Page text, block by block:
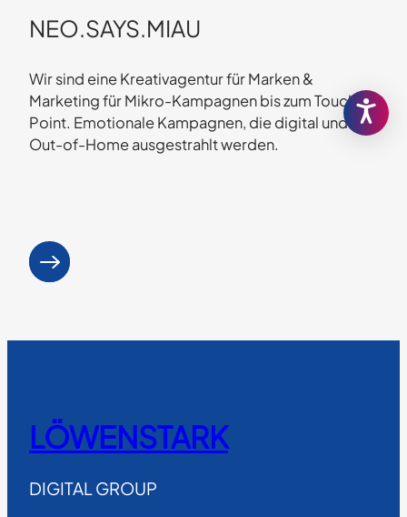
NEO.SAYS.MIAU
Wir sind eine Kreativagentur für Marken &
Marketing für Mikro-Kampagnen bis zum Touch of
Point. Emotionale Kampagnen, die digital und
Out-of-Home ausgestrahlt werden.
Mehr erfahren
: NEO.SAYS.MIAU
LÖWENSTARK
DIGITAL GROUP